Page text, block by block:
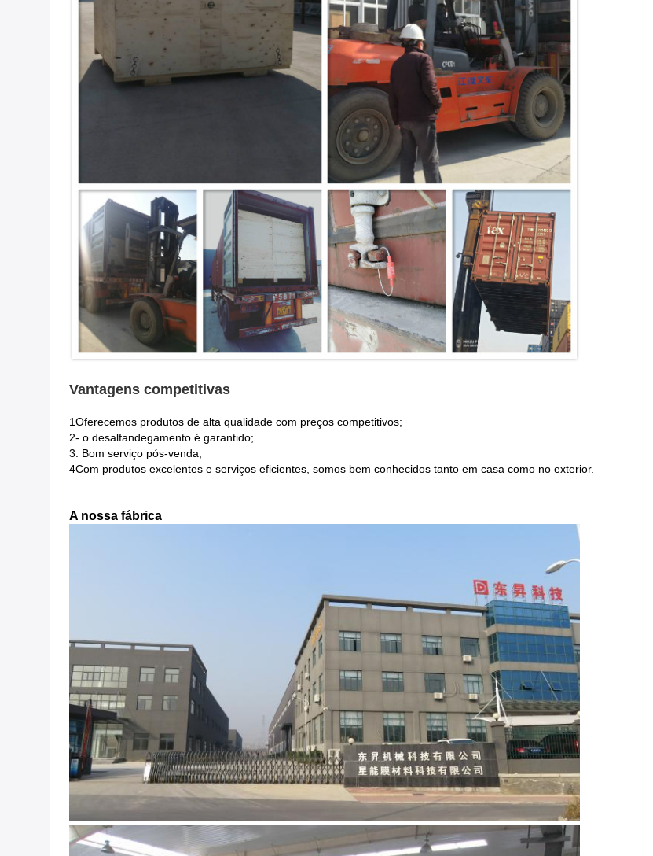
Vantagens competitivas
1Oferecemos produtos de alta qualidade com preços competitivos;
2- o desalfandegamento é garantido;
3. Bom serviço pós-venda;
4Com produtos excelentes e serviços eficientes, somos bem conhecidos tanto em casa como no exterior.
A nossa fábrica